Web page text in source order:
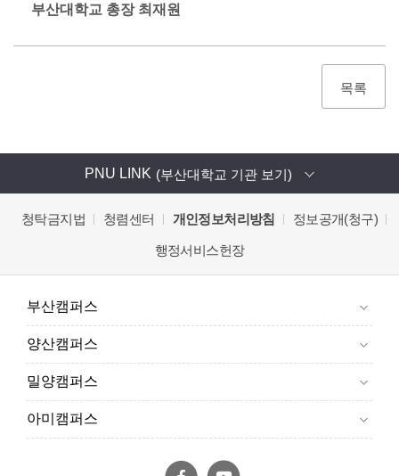
부산대학교 총장 최재원
목록
PNU LINK (부산대학교 기관 보기)
청탁금지법 청렴센터 개인정보처리방침 정보공개(청구)
행정서비스헌장
부산캠퍼스
양산캠퍼스
밀양캠퍼스
아미캠퍼스